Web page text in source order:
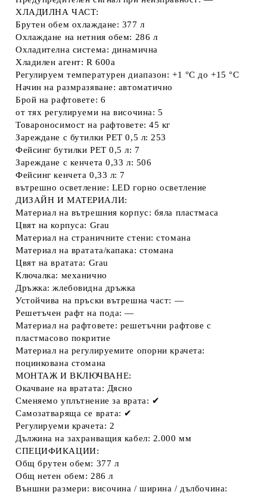
ХЛАДИЛНА ЧАСТ:
Брутен обем охлаждане: 377 л
Охлаждане на нетния обем: 286 л
Охладителна система: динамична
Хладилен агент: R 600a
Регулируем температурен диапазон: +1 °C до +15 °C
Начин на размразяване: автоматично
Брой на рафтовете: 6
от тях регулируеми на височина: 5
Товароносимост на рафтовете: 45 кг
Зареждане с бутилки PET 0,5 л: 253
Фейсинг бутилки PET 0,5 л: 7
Зареждане с кенчета 0,33 л: 506
Фейсинг кенчета 0,33 л: 7
вътрешно осветление: LED горно осветление
ДИЗАЙН И МАТЕРИАЛИ:
Материал на вътрешния корпус: бяла пластмаса
Цвят на корпуса: Grau
Материал на страничните стени: стомана
Материал на вратата/капака: стомана
Цвят на вратата: Grau
Ключалка: механично
Дръжка: жлебовидна дръжка
Устойчива на пръски вътрешна част: —
Решетъчен рафт на пода: —
Материал на рафтовете: решетъчни рафтове с
пластмасово покритие
Материал на регулируемите опорни крачета:
поцинкована стомана
МОНТАЖ И ВКЛЮЧВАНЕ:
Окачване на вратата: Дясно
Сменяемо уплътнение за врата: ✔
Самозатваряща се врата: ✔
Регулируеми крачета: 2
Дължина на захранващия кабел: 2.000 мм
СПЕЦИФИКАЦИИ:
Общ брутен обем: 377 л
Общ нетен обем: 286 л
Външни размери: височина / ширина / дълбочина: